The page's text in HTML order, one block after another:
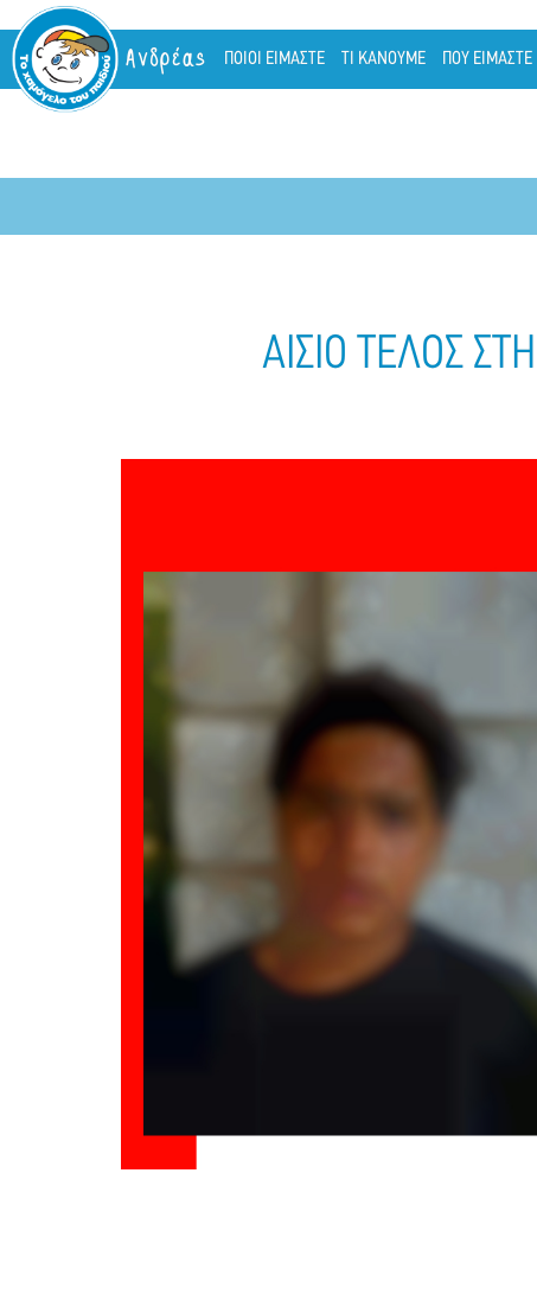
Ανδρέας ΠΟΙΟΙ ΕΙΜΑΣΤΕ ΤΙ ΚΑΝΟΥΜΕ ΠΟΥ ΕΙΜΑΣΤΕ
ΑΙΣΙΟ ΤΕΛΟΣ